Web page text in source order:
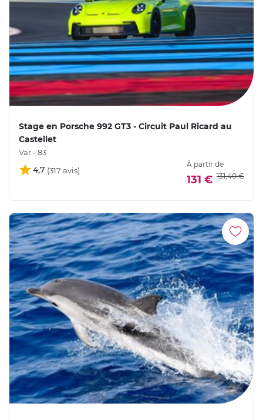
Stage en Porsche 992 GT3 - Circuit Paul Ricard au
Castellet
Var - 83
4,7
À partir de
131 € 131,40 €